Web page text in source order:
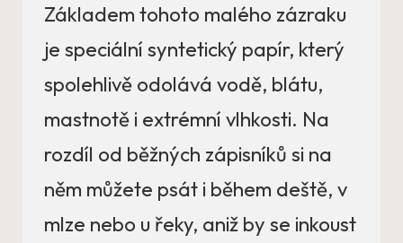
Základem tohoto malého zázraku
je speciální syntetický papír, který
spolehlivě odolává vodě, blátu,
mastnotě i extrémní vlhkosti. Na
rozdíl od běžných zápisníků si na
něm můžete psát i během deště, v
mlze nebo u řeky, aniž by se inkoust